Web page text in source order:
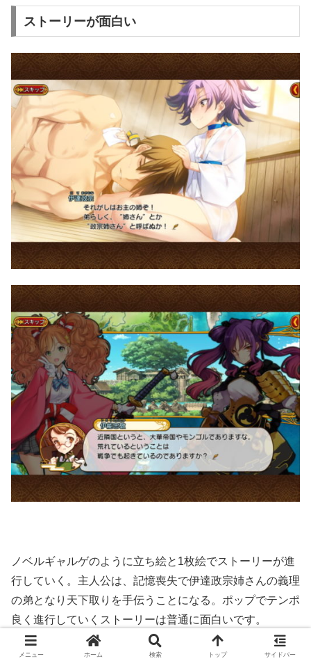
ストーリーが面白い
ノベルギャルゲのように立ち絵と1枚絵でストーリーが進
行していく。主人公は、記憶喪失で伊達政宗姉さんの義理
の弟となり天下取りを手伝うことになる。ポップでテンポ
良く進行していくストーリーは普通に面白いです。
メニュー ホーム 検索 トップ サイドバー